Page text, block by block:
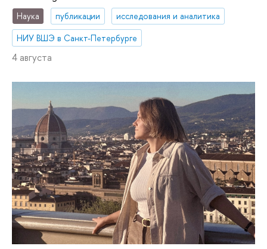
Наука публикации
исследования и аналитика
НИУ ВШЭ в Санкт-Петербурге
4 августа